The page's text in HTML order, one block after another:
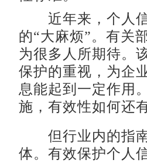
近年来，个人信
的“大麻烦”。有关
为很多人所期待。
保护的重视，为企
息能起到一定作用
施，有效性如何还
但行业内的指南
体。有效保护个人